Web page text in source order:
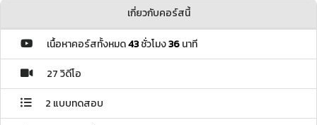
เกี่ยวกับคอร์สนี้
เนื้อหาคอร์สทั้งหมด43ชั่วโมง36นาที
27 วิดีโอ
2 แบบทดสอบ